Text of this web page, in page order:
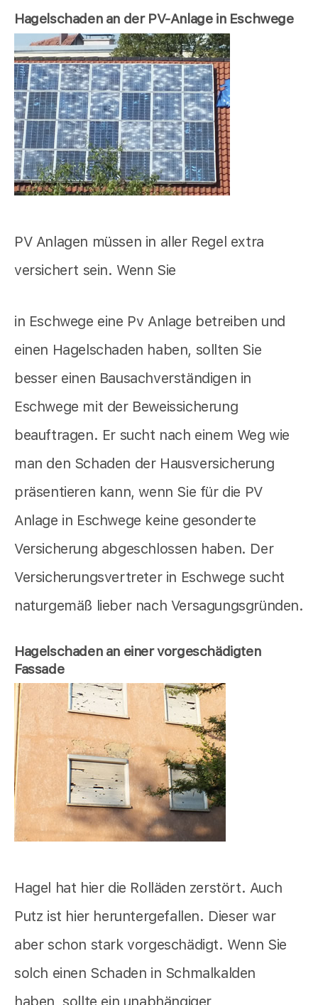
Hagelschaden an der PV-Anlage in Eschwege
PV Anlagen müssen in aller Regel extra
versichert sein. Wenn Sie
in Eschwege eine Pv Anlage betreiben und
einen Hagelschaden haben, sollten Sie
besser einen Bausachverständigen in
Eschwege mit der Beweissicherung
beauftragen. Er sucht nach einem Weg wie
man den Schaden der Hausversicherung
präsentieren kann, wenn Sie für die PV
Anlage in Eschwege keine gesonderte
Versicherung abgeschlossen haben. Der
Versicherungsvertreter in Eschwege sucht
naturgemäß lieber nach Versagungsgründen.
Hagelschaden an einer vorgeschädigten
Fassade
Hagel hat hier die Rolläden zerstört. Auch
Putz ist hier heruntergefallen. Dieser war
aber schon stark vorgeschädigt. Wenn Sie
solch einen Schaden in Schmalkalden